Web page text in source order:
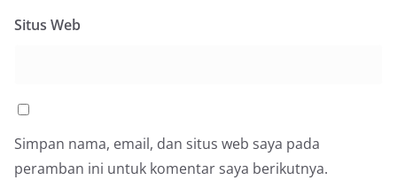
Situs Web
Simpan nama, email, dan situs web saya pada
peramban ini untuk komentar saya berikutnya.